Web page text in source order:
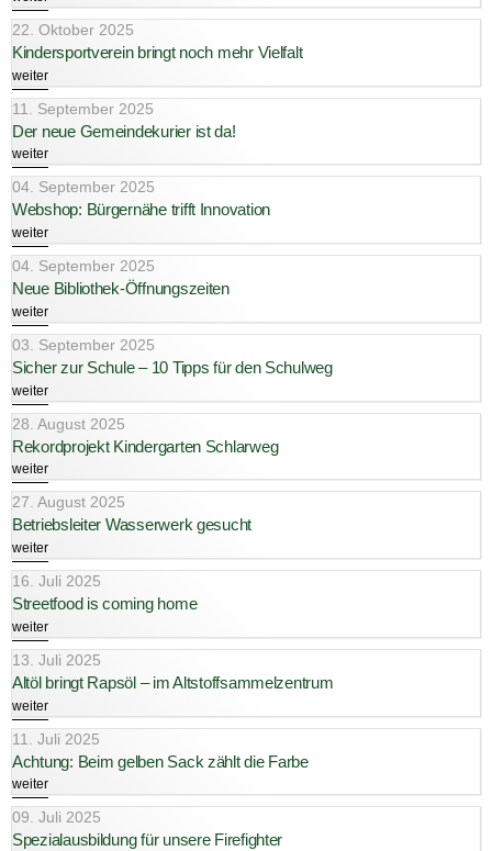
22. Oktober 2025
Kindersportverein bringt noch mehr Vielfalt
weiter
11. September 2025
Der neue Gemeindekurier ist da!
weiter
04. September 2025
Webshop: Bürgernähe trifft Innovation
weiter
04. September 2025
Neue Bibliothek-Öffnungszeiten
weiter
03. September 2025
Sicher zur Schule – 10 Tipps für den Schulweg
weiter
28. August 2025
Rekordprojekt Kindergarten Schlarweg
weiter
27. August 2025
Betriebsleiter Wasserwerk gesucht
weiter
16. Juli 2025
Streetfood is coming home
weiter
13. Juli 2025
Altöl bringt Rapsöl – im Altstoffsammelzentrum
weiter
11. Juli 2025
Achtung: Beim gelben Sack zählt die Farbe
weiter
09. Juli 2025
Spezialausbildung für unsere Firefighter